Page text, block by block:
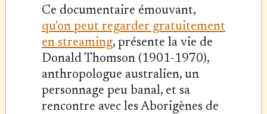
Ce documentaire émouvant,
qu'on peut regarder gratuitement
en streaming, présente la vie de
Donald Thomson (1901-1970),
anthropologue australien, un
personnage peu banal, et sa
rencontre avec les Aborigènes de